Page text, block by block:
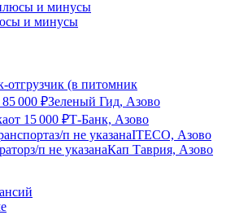
и минусы
(в питомник
85 000 ₽Зеленый Гид, Азово
от 15 000 ₽Т-Банк, Азово
з/п не указанаITECO, Азово
з/п не указанаКап Таврия, Азово